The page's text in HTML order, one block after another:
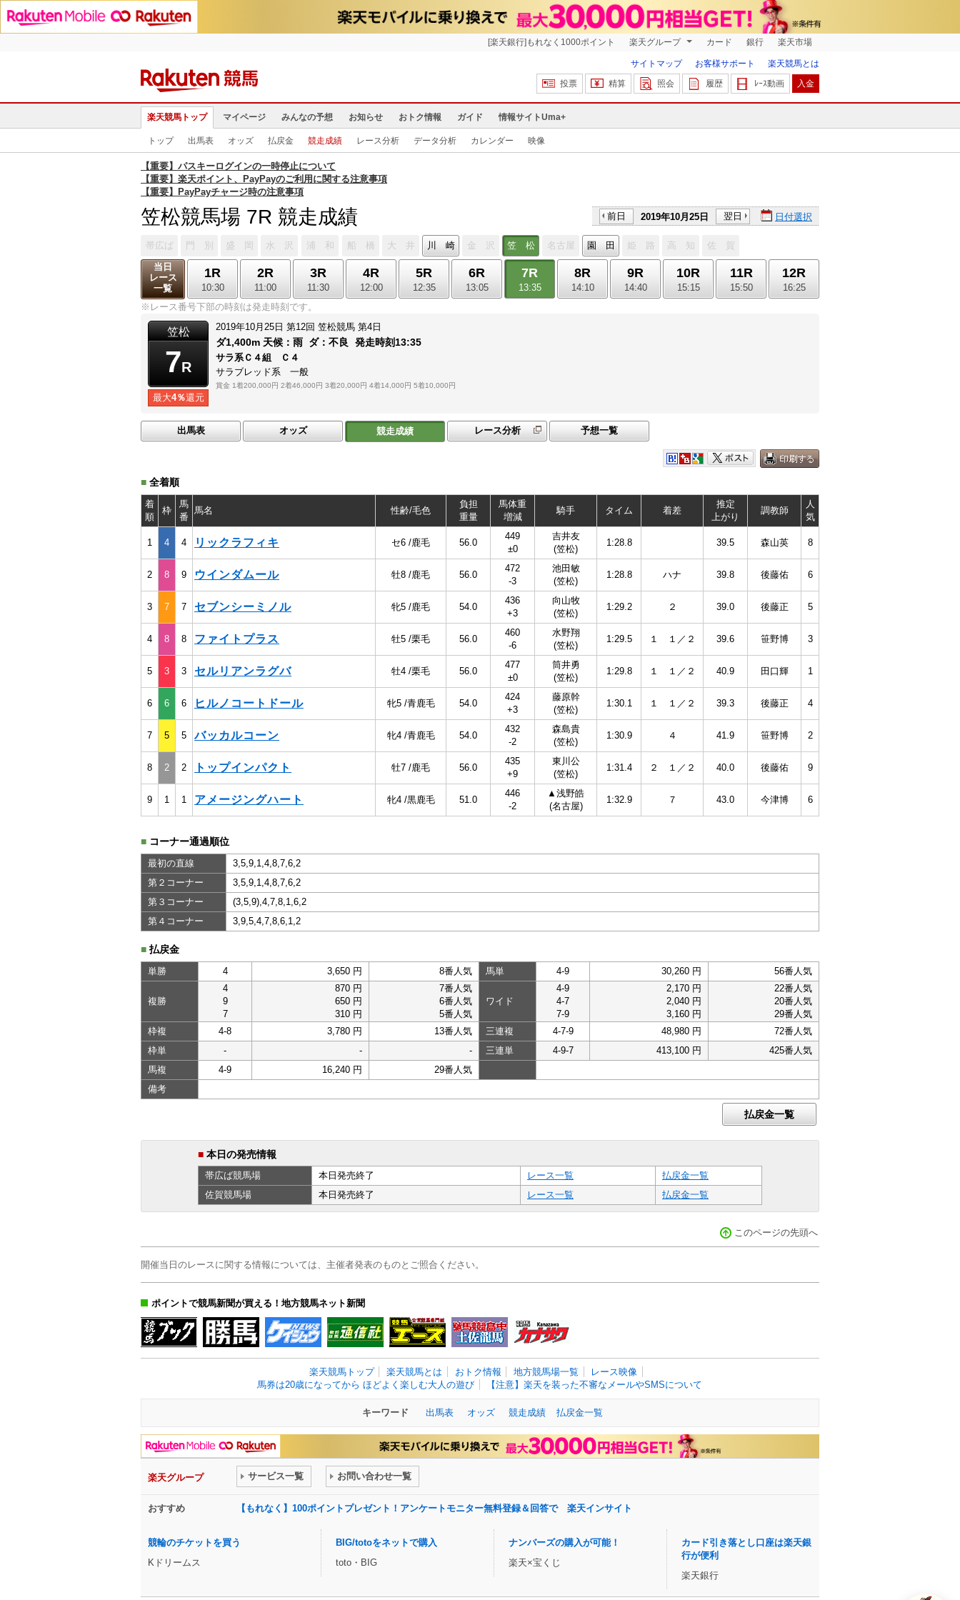
[楽天銀行]もれなく1000ポイント 楽天グループ カード 銀行 楽天市場
サイトマップ お客様サポート
楽天競馬とは
投票
精算 照会 履歴 ﾚｰｽ動画 入金
楽天競馬トップ マイページ みんなの予想 お知らせ おトク情報 ガイド 情報サイトUma+
トップ 出馬表 オッズ 払戻金 競走成績 レース分析 データ分析 カレンダー 映像
【重要】パスキーログインの一時停止について
【重要】楽天ポイント、PayPayのご利用に関する注意事項
【重要】PayPayチャージ時の注意事項
笠松競馬場 7R 競走成績 前日 2019年10月25日 翌日 日付選択
帯広ば 門 別 盛 岡 水 沢 浦 和 船 橋 大 井 川 崎 金 沢 笠 松 名古屋 園 田 姫 路 高 知
佐 賀
当日
レース
一覧
1R
10:30
2R
11:00
3R
11:30
4R
12:00
5R
12:35
6R
13:05
7R
13:35
8R
14:10
9R
14:40
10R
15:15
11R
15:50
12R
16:25
※レース番号下部の時刻は発走時刻です。
笠松
7R
最大4％還元
2019年10月25日 第12回 笠松競馬 第4日
ダ1,400m 天候： 雨 ダ：不良 発走時刻13:35
サラ系Ｃ４組 Ｃ４
サラブレッド系 一般
賞金 1着200,000円 2着46,000円 3着20,000円 4着14,000円 5着10,000円
出馬表 オッズ 競走成績 レース分析 予想一覧
■ 全着順
着
順
枠
馬
番
馬名 性齢/毛色
負担
重量
馬体重
増減
騎手 タイム 着差
推定
上がり
調教師
人
気
1 4 4 リックラフィキ セ6 /鹿毛 56.0
449
±0
吉井友
(笠松)
1:28.8 39.5 森山英 8
2 8 9 ウインダムール 牡8 /鹿毛 56.0
472
-3
池田敏
(笠松)
1:28.8 ハナ 39.8 後藤佑 6
3 7 7 セブンシーミノル 牝5 /鹿毛 54.0
436
+3
向山牧
(笠松)
1:29.2 ２ 39.0 後藤正 5
4 8 8 ファイトプラス 牡5 /栗毛 56.0
460
-6
水野翔
(笠松)
1:29.5 １ １／２ 39.6 笹野博 3
5 3 3 セルリアンラグバ 牡4 /栗毛 56.0
477
±0
筒井勇
(笠松)
1:29.8 １ １／２ 40.9 田口輝 1
6 6 6 ヒルノコートドール 牝5 /青鹿毛 54.0
424
+3
藤原幹
(笠松)
1:30.1 １ １／２ 39.3 後藤正 4
7 5 5 バッカルコーン 牝4 /青鹿毛 54.0
432
-2
森島貴
(笠松)
1:30.9 ４ 41.9 笹野博 2
8 2 2 トップインパクト 牡7 /鹿毛 56.0
435
+9
東川公
(笠松)
1:31.4 ２ １／２ 40.0 後藤佑 9
9 1 1 アメージングハート 牝4 /黒鹿毛 51.0
446
-2
▲浅野皓
(名古屋)
1:32.9 ７ 43.0 今津博 6
■ コーナー通過順位
最初の直線
3,5,9,1,4,8,7,6,2
第２コーナー
3,5,9,1,4,8,7,6,2
第３コーナー
(3,5,9),4,7,8,1,6,2
第４コーナー
3,9,5,4,7,8,6,1,2
■ 払戻金
単勝 4 3,650 円 8番人気 馬単 4-9 30,260 円 56番人気
複勝
4
9
7
870 円
650 円
310 円
7番人気
6番人気
5番人気
ワイド
4-9
4-7
7-9
2,170 円
2,040 円
3,160 円
22番人気
20番人気
29番人気
枠複
4-8 3,780 円 13番人気 三連複 4-7-9 48,980 円
72番人気
枠単
- - - 三連単 4-9-7 413,100 円
425番人気
馬複
4-9 16,240 円
29番人気
備考
払戻金一覧
■ 本日の発売情報
帯広ば競馬場 本日発売終了 レース一覧
払戻金一覧
佐賀競馬場 本日発売終了 レース一覧 払戻金一覧
このページの先頭へ
開催当日のレースに関する情報については、主催者発表のものとご照合ください。
ポイントで競馬新聞が買える！地方競馬ネット新聞
楽天競馬トップ 楽天競馬とは おトク情報 地方競馬場一覧
レース映像
馬券は20歳になってから ほどよく楽しむ大人の遊び
【注意】楽天を装った不審なメールやSMSについて
キーワード 出馬表 オッズ 競走成績 払戻金一覧
楽天グループ サービス一覧 お問い合わせ一覧
おすすめ 【もれなく】100ポイントプレゼント！アンケートモニター無料登録＆回答で 楽天インサイト
競輪のチケットを買う
Kドリームス
BIG/totoをネットで購入
toto・BIG
ナンバーズの購入が可能！
楽天×宝くじ
カード引き落とし口座は楽天銀
行が便利
楽天銀行